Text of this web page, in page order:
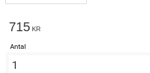
715 KR
Antal